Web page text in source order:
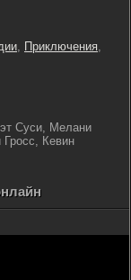
, Приключения,
Суси, Мелани
Кевин